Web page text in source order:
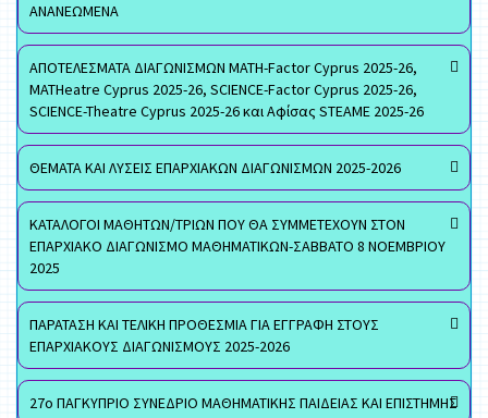
ΑΝΑΝΕΩΜΕΝΑ
ΑΠΟΤΕΛΕΣΜΑΤΑ ΔΙΑΓΩΝΙΣΜΩΝ MATH-Factor Cyprus 2025-26,
MATHeatre Cyprus 2025-26, SCIENCE-Factor Cyprus 2025-26,
SCIENCE-Theatre Cyprus 2025-26 και Αφίσας STEAME 2025-26
ΘΕΜΑΤΑ ΚΑΙ ΛΥΣΕΙΣ ΕΠΑΡΧΙΑΚΩΝ ΔΙΑΓΩΝΙΣΜΩΝ 2025-2026
ΚΑΤΑΛΟΓΟΙ ΜΑΘΗΤΩΝ/ΤΡΙΩΝ ΠΟΥ ΘΑ ΣΥΜΜΕΤΕΧΟΥΝ ΣΤΟΝ
ΕΠΑΡΧΙΑΚΟ ΔΙΑΓΩΝΙΣΜΟ ΜΑΘΗΜΑΤΙΚΩΝ-ΣΑΒΒΑΤΟ 8 ΝΟΕΜΒΡΙΟΥ
2025
ΠΑΡΑΤΑΣΗ ΚΑΙ ΤΕΛΙΚΗ ΠΡΟΘΕΣΜΙΑ ΓΙΑ ΕΓΓΡΑΦΗ ΣΤΟΥΣ
ΕΠΑΡΧΙΑΚΟΥΣ ΔΙΑΓΩΝΙΣΜΟΥΣ 2025-2026
27ο ΠΑΓΚΥΠΡΙΟ ΣΥΝΕΔΡΙΟ ΜΑΘΗΜΑΤΙΚΗΣ ΠΑΙΔΕΙΑΣ ΚΑΙ ΕΠΙΣΤΗΜΗΣ